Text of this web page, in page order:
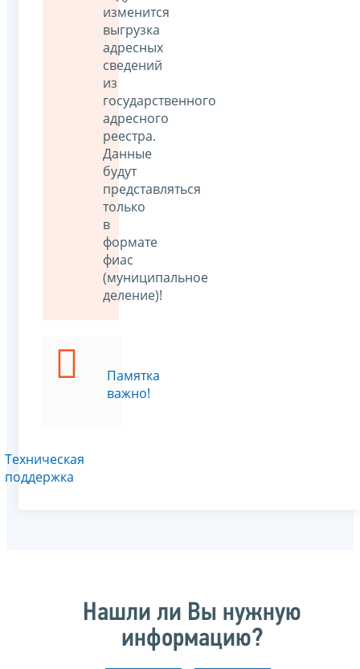
изменится
выгрузка
адресных
сведений
из
государственного
адресного
реестра.
Данные
будут
представляться
только
в
формате
фиас
(муниципальное
деление)!
Памятка
важно!
Техническая
поддержка
Нашли ли Вы нужную
информацию?